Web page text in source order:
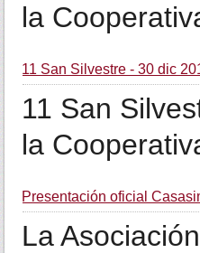
la
11 San Silvestre - 30 dic
11 San
la
Presentación oficial
La